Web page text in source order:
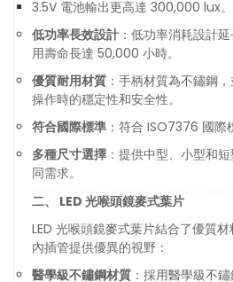
3.5V 電池輸出更高達 300,000 lux。
低功率長效設計 ：低功率消耗設計
用壽命長達 50,000 小時。
優質耐用材質 ：手柄材質為不鏽鋼
操作時的穩定性和安全性。
符合國際標準 ：符合 ISO7376 國際
多種尺寸選擇 ：提供中型、小型和
同需求。
二、 LED 光喉頭鏡麥式葉片
LED 光喉頭鏡麥式葉片結合了優質
內插管提供優異的視野：
醫學級不鏽鋼材質 ：採用醫學級不